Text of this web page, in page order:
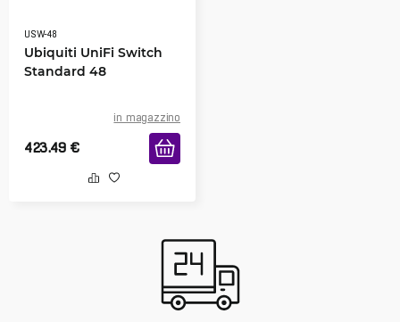
USW-48
Ubiquiti UniFi Switch
Standard 48
in magazzino
423.49 €